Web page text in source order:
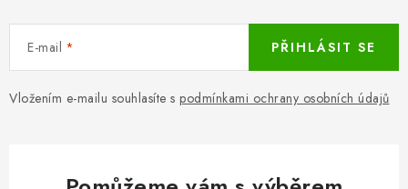
E-mail
Vložením e-mailu souhlasíte s podmínkami ochrany osobních údajů
PŘIHLÁSIT SE